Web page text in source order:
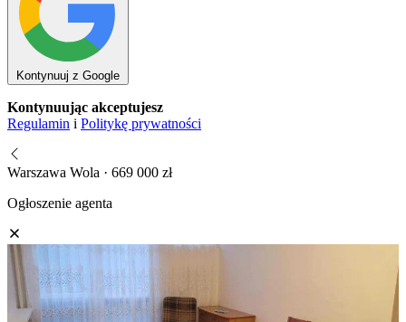
Kontynuuj z Google
Kontynuując akceptujesz
Regulamin i Politykę prywatności
Warszawa Wola · 669 000 zł
Ogłoszenie agenta